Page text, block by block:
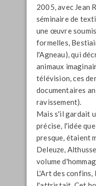
2005, avec Jean
séminaire de
une œuvre
formelles,
l'Agneau), qui
animaux
télévision, ces
documentaires
ravissement).
Mais s'il gardait
précise, l'idée
presque, étaient
Deleuze,
volume
L'Art des confins,